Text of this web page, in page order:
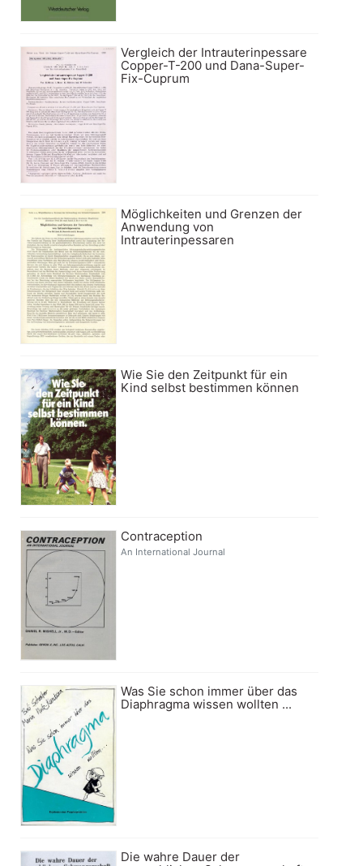
Vergleich der Intrauterinpessare
Copper-T-200 und Dana-Super-
Fix-Cuprum
Möglichkeiten und Grenzen der
Anwendung von
Intrauterinpessaren
Wie Sie den Zeitpunkt für ein
Kind selbst bestimmen können
Contraception
An International Journal
Was Sie schon immer über das
Diaphragma wissen wollten ...
Die wahre Dauer der